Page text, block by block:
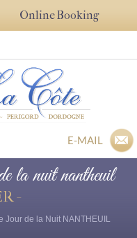
Online Booking
E-MAIL
la nuit nantheuil
-
Jour de la Nuit NANTHEUIL